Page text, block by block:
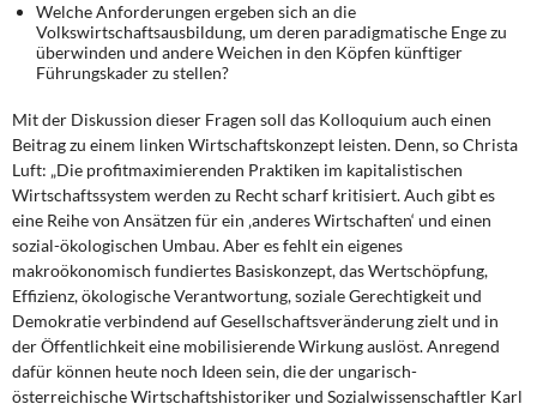
Welche Anforderungen ergeben sich an die
Volkswirtschaftsausbildung, um deren paradigmatische Enge zu
überwinden und andere Weichen in den Köpfen künftiger
Führungskader zu stellen?
Mit der Diskussion dieser Fragen soll das Kolloquium auch einen
Beitrag zu einem linken Wirtschaftskonzept leisten. Denn, so Christa
Luft: „Die profitmaximierenden Praktiken im kapitalistischen
Wirtschaftssystem werden zu Recht scharf kritisiert. Auch gibt es
eine Reihe von Ansätzen für ein ‚anderes Wirtschaften‘ und einen
sozial-ökologischen Umbau. Aber es fehlt ein eigenes
makroökonomisch fundiertes Basiskonzept, das Wertschöpfung,
Effizienz, ökologische Verantwortung, soziale Gerechtigkeit und
Demokratie verbindend auf Gesellschaftsveränderung zielt und in
der Öffentlichkeit eine mobilisierende Wirkung auslöst. Anregend
dafür können heute noch Ideen sein, die der ungarisch-
österreichische Wirtschaftshistoriker und Sozialwissenschaftler Karl